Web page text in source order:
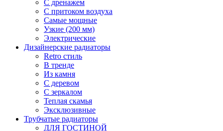
С дренажем
С притоком воздуха
Самые мощные
Узкие (200 мм)
Электрические
Дизайнерские радиаторы
Retro стиль
В тренде
Из камня
С деревом
С зеркалом
Теплая скамья
Эксклюзивные
Трубчатые радиаторы
ДЛЯ ГОСТИНОЙ